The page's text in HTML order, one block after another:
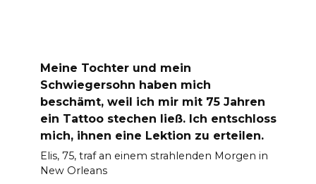
Meine Tochter und mein
Schwiegersohn haben mich
beschämt, weil ich mir mit 75 Jahren
ein Tattoo stechen ließ. Ich entschloss
mich, ihnen eine Lektion zu erteilen.
Elis, 75, traf an einem strahlenden Morgen in
New Orleans